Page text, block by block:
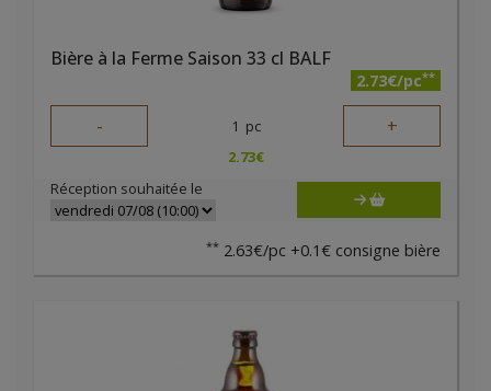
Bière à la Ferme Saison 33 cl BALF
2.73€/pc**
- 1 pc +
2.73€
Réception souhaitée le
** 2.63€/pc +0.1€ consigne bière